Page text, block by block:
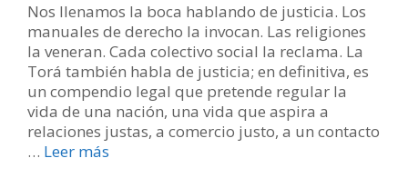
Nos llenamos la boca hablando de justicia. Los
manuales de derecho la invocan. Las religiones
la veneran. Cada colectivo social la reclama. La
Torá también habla de justicia; en definitiva, es
un compendio legal que pretende regular la
vida de una nación, una vida que aspira a
relaciones justas, a comercio justo, a un contacto
… Leer más